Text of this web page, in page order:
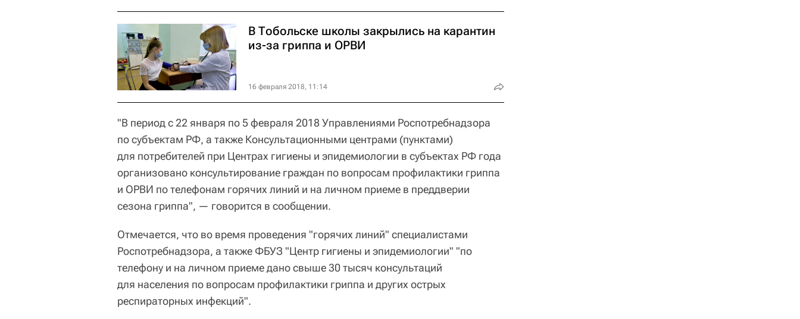
В Тобольске школы закрылись на карантин
из-за гриппа и ОРВИ
16 февраля 2018, 11:14
"В период с 22 января по 5 февраля 2018 Управлениями Роспотребнадзора
по субъектам РФ, а также Консультационными центрами (пунктами)
для потребителей при Центрах гигиены и эпидемиологии в субъектах РФ года
организовано консультирование граждан по вопросам профилактики гриппа
и ОРВИ по телефонам горячих линий и на личном приеме в преддверии
сезона гриппа", — говорится в сообщении.
Отмечается, что во время проведения "горячих линий" специалистами
Роспотребнадзора, а также ФБУЗ "Центр гигиены и эпидемиологии" "по
телефону и на личном приеме дано свыше 30 тысяч консультаций
для населения по вопросам профилактики гриппа и других острых
респираторных инфекций".